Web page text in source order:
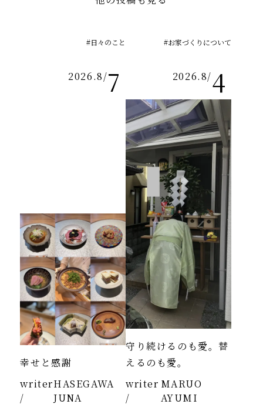
2026.8/7
幸せと感謝
#日々のこと
writer
/
HASEGAWA
JUNA
2026.8/4
守り続けるのも愛。替
えるのも愛。
#お家づくりについて
writer
/
MARUO
AYUMI